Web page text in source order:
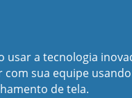
usar a tecnologia
com sua equipe usando
de tela.